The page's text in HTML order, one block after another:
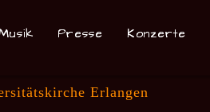
Musik Presse Konzerte
Erlangen